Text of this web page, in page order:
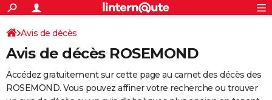
ACTUALITÉS
Politique
Société
Faits Divers
Education
Monde
Villes
+
SPORT
Coupe du monde 2026
Football
Tennis
Cyclisme
Rugby
Forum
Programme TV
TNT
Streaming
Cinéma
Sorties cinéma
Musique
+
FINANCE
Avis de décès
Avis de décès ROSEMOND
Accédez gratuitement sur cette page au carnet des décès des
ROSEMOND. Vous pouvez affiner votre recherche ou trouver